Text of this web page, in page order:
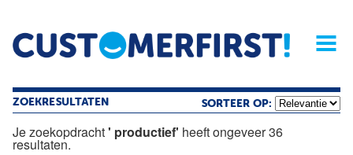
Home Opinie Archief
Magazine
ZOEKRESULTATEN SORTEER OP:
Je zoekopdracht' productief' heeft ongeveer 36
resultaten.